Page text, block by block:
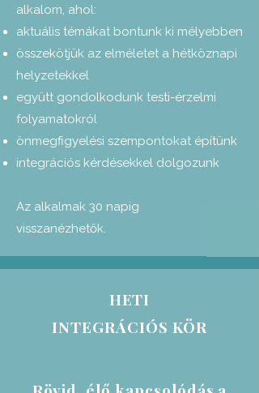
alkalom, ahol:
aktuális témákat bontunk ki mélyebben
összekötjük az elméletet a hétköznapi
helyzetekkel
együtt gondolkodunk testi-érzelmi
folyamatokról
önmegfigyelési szempontokat építünk
integrációs kérdésekkel dolgozunk
Az alkalmak 30 napig
visszanézhetők.
HETI
INTEGRÁCIÓS KÖR